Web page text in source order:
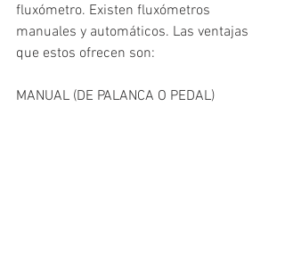
fluxómetro. Existen fluxómetros
manuales y automáticos. Las ventajas
que estos ofrecen son:
MANUAL (DE PALANCA O PEDAL)